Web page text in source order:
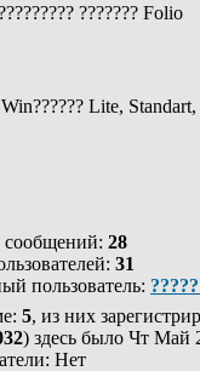
??????? Folio
Lite, Standart,
сообщений: 28
31
пользователь:
5, из них
) здесь было Чт Май
Нет